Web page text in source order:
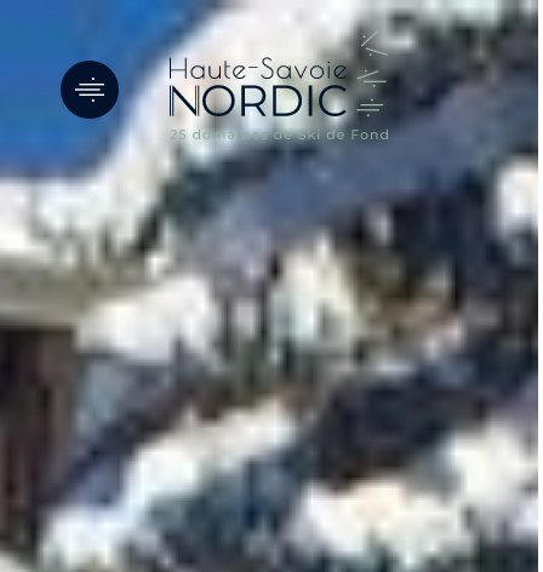
Panneau de gestion des cookies